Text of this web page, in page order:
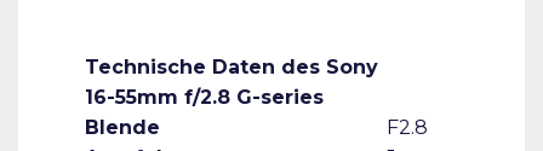
Technische Daten des Sony
16-55mm f/2.8 G-series
Blende
F2.8